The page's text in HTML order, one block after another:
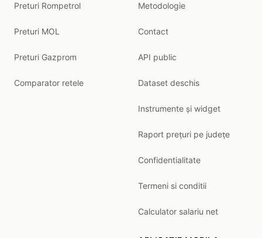
Preturi Rompetrol
Preturi MOL
Preturi Gazprom
Comparator retele
Metodologie
Contact
API public
Dataset deschis
Instrumente și widget
Raport prețuri pe județe
Confidentialitate
Termeni si conditii
Calculator salariu net